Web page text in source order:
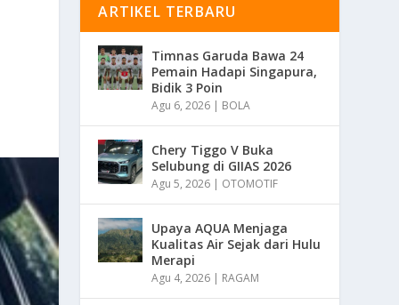
ARTIKEL TERBARU
Timnas Garuda Bawa 24
Pemain Hadapi Singapura,
Bidik 3 Poin
Agu 6, 2026 | BOLA
Chery Tiggo V Buka
Selubung di GIIAS 2026
Agu 5, 2026 | OTOMOTIF
Upaya AQUA Menjaga
Kualitas Air Sejak dari Hulu
Merapi
Agu 4, 2026 | RAGAM